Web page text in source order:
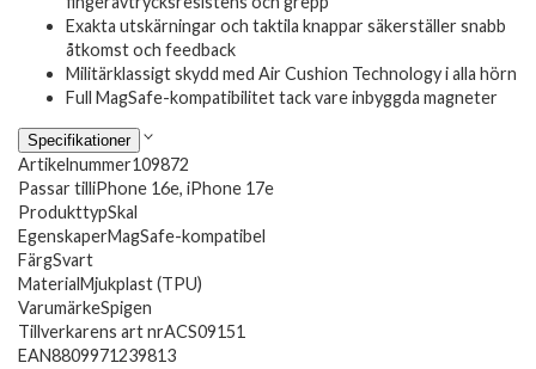
Exakta utskärningar och taktila knappar säkerställer snabb
åtkomst och feedback
Militärklassigt skydd med Air Cushion Technology i alla hörn
Full MagSafe-kompatibilitet tack vare inbyggda magneter
Specifikationer
Artikelnummer109872
Passar tilliPhone 16e, iPhone 17e
ProdukttypSkal
EgenskaperMagSafe-kompatibel
FärgSvart
MaterialMjukplast (TPU)
VarumärkeSpigen
Tillverkarens art nrACS09151
EAN8809971239813